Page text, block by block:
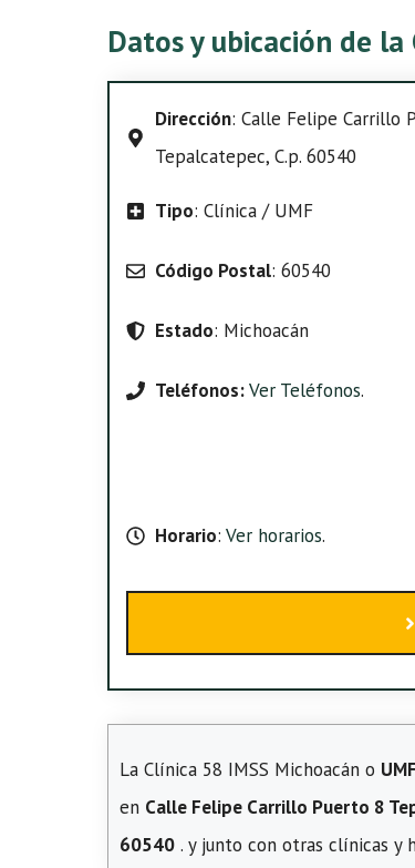
Datos y ubicación de
Dirección: Calle Felipe Carrillo
Tepalcatepec, C.p. 60540
Tipo: Clínica / UMF
Código Postal: 60540
Estado: Michoacán
Teléfonos:Ver Teléfonos.
Horario: Ver horarios.
La Clínica 58 IMSS Michoacán o
en Calle Felipe Carrillo Puerto 8
60540 . y junto con otras clínicas y